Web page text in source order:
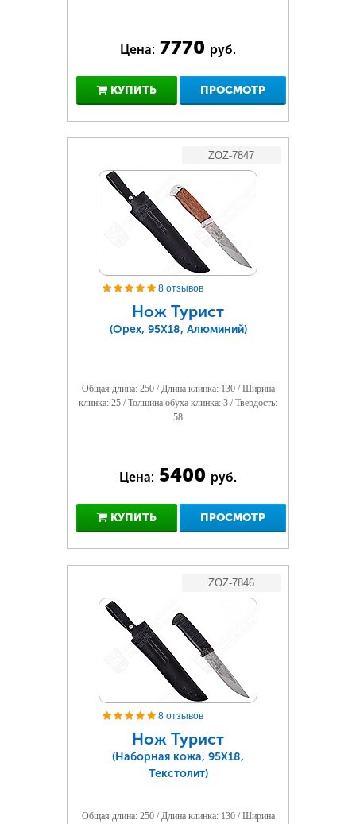
Цена: 7770 руб.
КУПИТЬ ПРОСМОТР
ZOZ-7847
8 отзывов
Нож Турист
(Орех, 95Х18, Алюминий)
Общая длина: 250 / Длина клинка: 130 / Ширина
клинка: 25 / Толщина обуха клинка: 3 / Твердость:
58
Цена: 5400 руб.
КУПИТЬ ПРОСМОТР
ZOZ-7846
8 отзывов
Нож Турист
(Наборная кожа, 95Х18,
Текстолит)
Общая длина: 250 / Длина клинка: 130 / Ширина